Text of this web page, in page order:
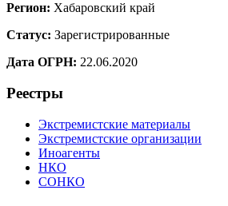
Регион: Хабаровский край
Статус: Зарегистрированные
Дата ОГРН: 22.06.2020
Реестры
Экстремистские материалы
Экстремистские организации
Иноагенты
НКО
СОНКО